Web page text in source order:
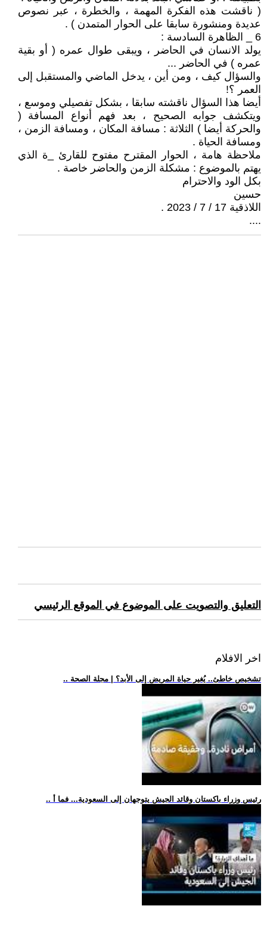
( ناقشت هذه الفكرة المهمة ، والخطرة ، عبر نصوص
عديدة ومنشورة سابقا على الحوار المتمدن ) .
6 _ الظاهرة السادسة :
يولد الانسان في الحاضر ، ويبقى طوال عمره ( أو بقية
عمره ) في الحاضر ...
والسؤال كيف ، ومن أين ، يدخل الماضي والمستقبل إلى
العمر ؟!
أيضا هذا السؤال ناقشته سابقا ، بشكل تفصيلي وموسع ،
ويتكشف جوابه الصحيح ، بعد فهم أنواع المسافة (
والحركة أيضا ) الثلاثة : مسافة المكان ، ومسافة الزمن ،
ومسافة الحياة .
ملاحظة هامة ، الحوار المقترح مفتوح للقارئ _ة الذي
يهتم بالموضوع : مشكلة الزمن والحاضر خاصة .
بكل الود والاحترام
حسين
اللاذقية 17 / 7 / 2023 .
....
التعليق والتصويت على الموضوع في الموقع الرئيسي
اخر الافلام
.. تشخيص خاطئ.. يُغير حياة المريض إلى الأبد؟ | مجلة الصحة
.. رئيس وزراء باكستان وقائد الجيش يتوجهان إلى السعودية... فما أ